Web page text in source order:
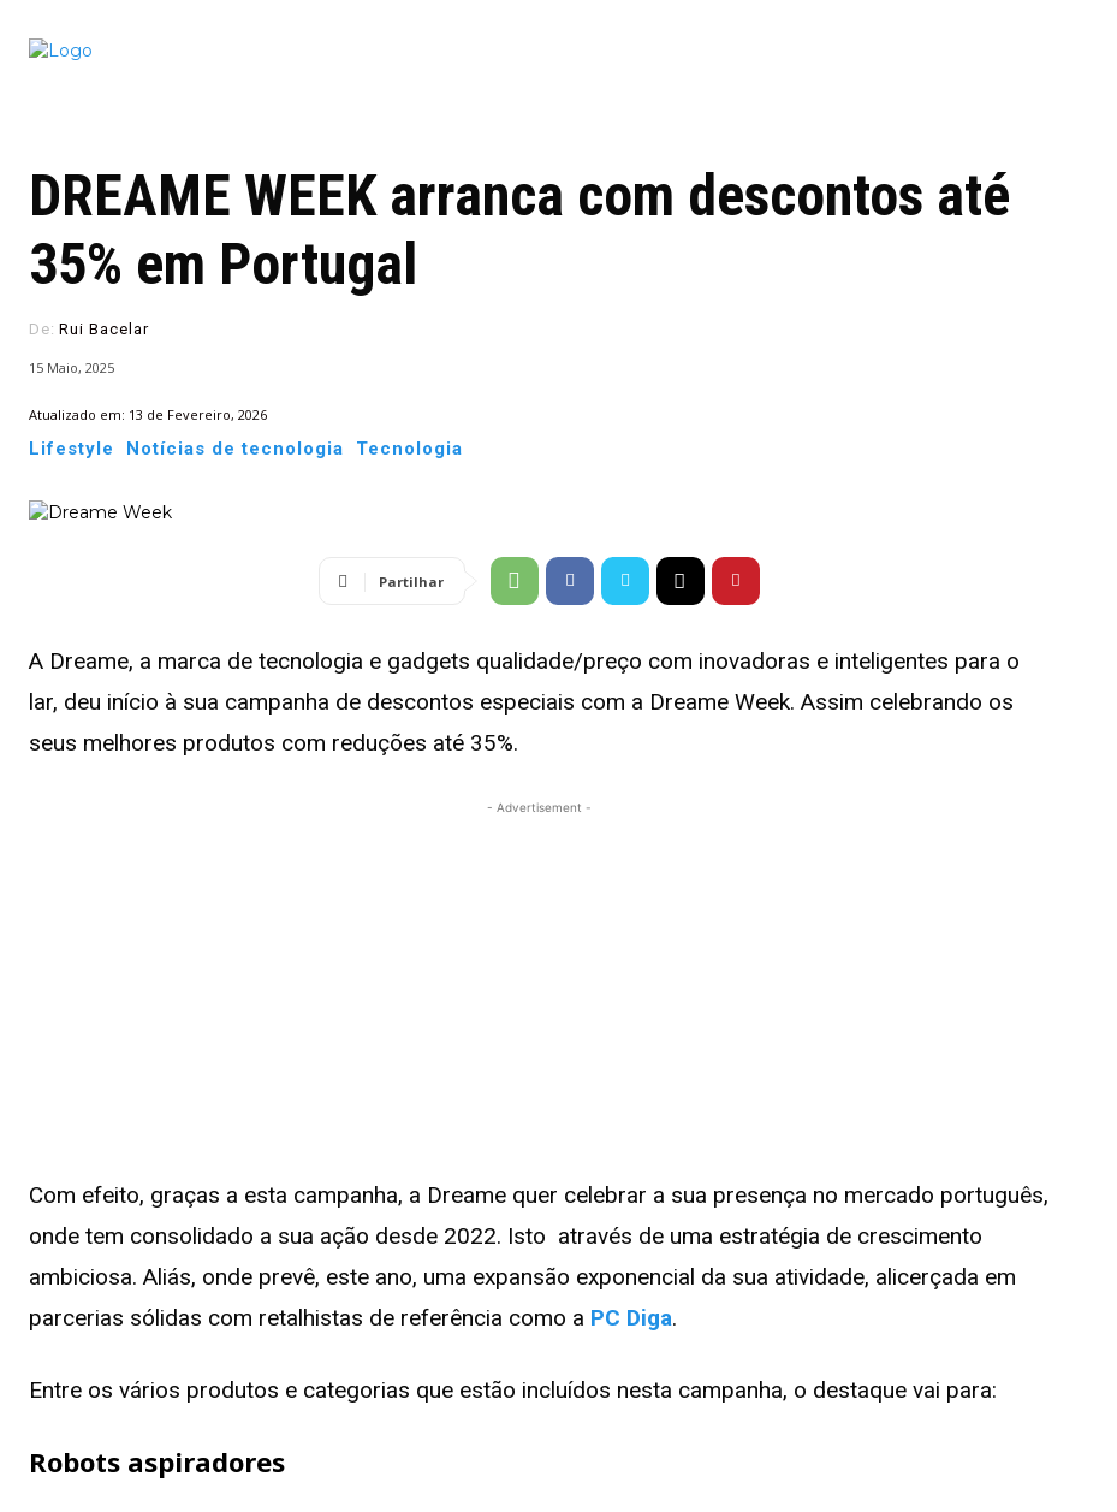
DREAME WEEK arranca com descontos até
35% em Portugal
De: Rui Bacelar
15 Maio, 2025
Atualizado em: 13 de Fevereiro, 2026
Lifestyle Notícias de tecnologia Tecnologia
Partilhar
A Dreame, a marca de tecnologia e gadgets qualidade/preço com inovadoras e inteligentes para o
lar, deu início à sua campanha de descontos especiais com a Dreame Week. Assim celebrando os
seus melhores produtos com reduções até 35%.
- Advertisement -
Com efeito, graças a esta campanha, a Dreame quer celebrar a sua presença no mercado português,
onde tem consolidado a sua ação desde 2022. Isto através de uma estratégia de crescimento
ambiciosa. Aliás, onde prevê, este ano, uma expansão exponencial da sua atividade, alicerçada em
parcerias sólidas com retalhistas de referência como a PC Diga.
Entre os vários produtos e categorias que estão incluídos nesta campanha, o destaque vai para:
Robots aspiradores